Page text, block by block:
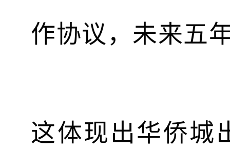
作协议，未来五
这体现出华侨城